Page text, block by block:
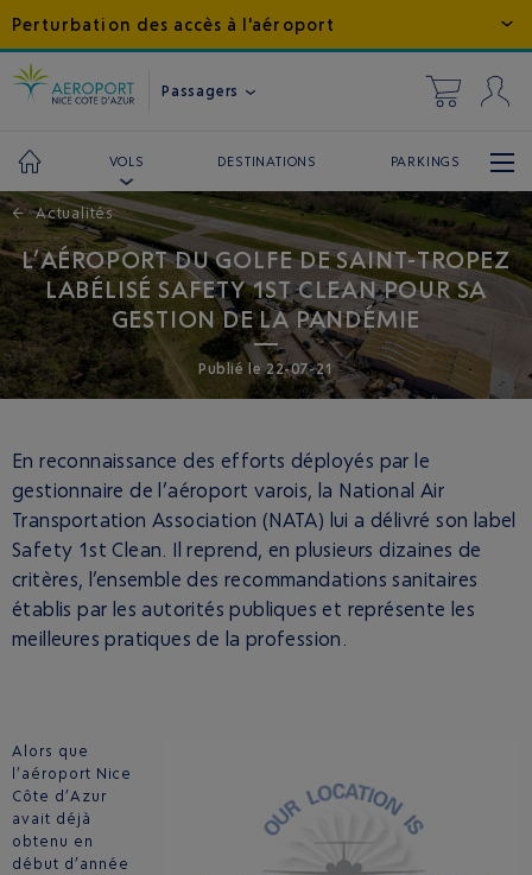
Perturbation des accès à l'aéroport
Passagers
VOLS DESTINATIONS PARKINGS
← Actualités
L’AÉROPORT DU GOLFE DE SAINT-TROPEZ
LABÉLISÉ SAFETY 1ST CLEAN POUR SA
GESTION DE LA PANDÉMIE
Publié le 22-07-21
En reconnaissance des efforts déployés par le
gestionnaire de l’aéroport varois, la National Air
Transportation Association (NATA) lui a délivré son label
Safety 1st Clean. Il reprend, en plusieurs dizaines de
critères, l’ensemble des recommandations sanitaires
établis par les autorités publiques et représente les
meilleures pratiques de la profession.
Alors que
l’aéroport Nice
Côte d’Azur
avait déjà
obtenu en
début d’année